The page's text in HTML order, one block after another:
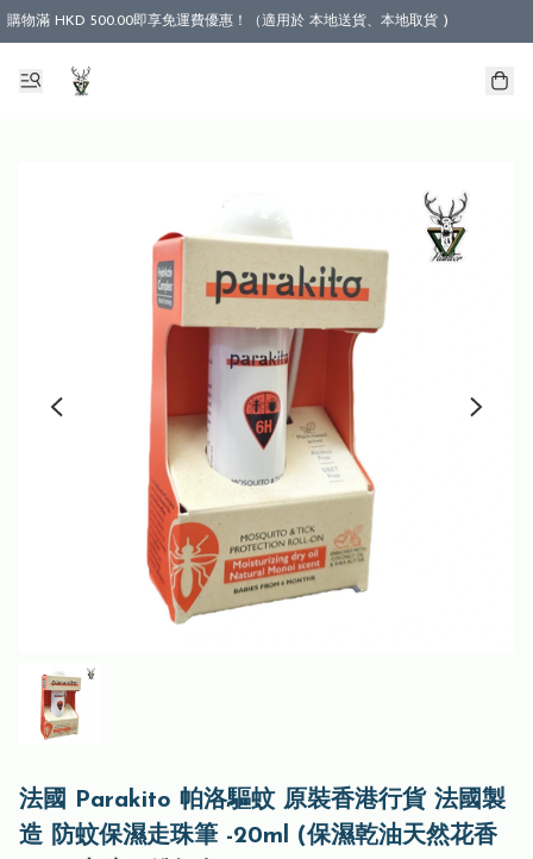
購物滿 HKD 500.00即享免運費優惠！（適用於 本地送貨、本地取貨 )
法國 Parakito 帕洛驅蚊 原裝香港行貨 法國製
造 防蚊保濕走珠筆 -20ml (保濕乾油天然花香